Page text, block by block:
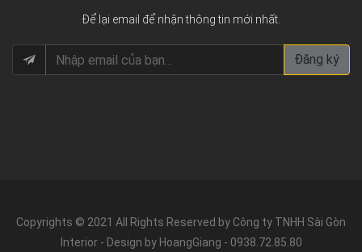
Để lại email để nhận thông tin mới nhất.
Đăng ký
Copyrights © 2021 All Rights Reserved by Công ty TNHH Sài Gòn
Interior - Design by HoangGiang - 0938.72.85.80